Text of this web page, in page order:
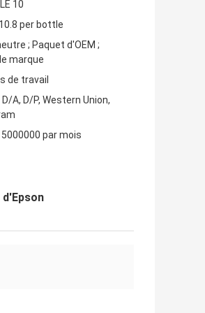
10
per bottle
; Paquet d'OEM ;
marque
de travail
A, D/P, Western Union,
par mois